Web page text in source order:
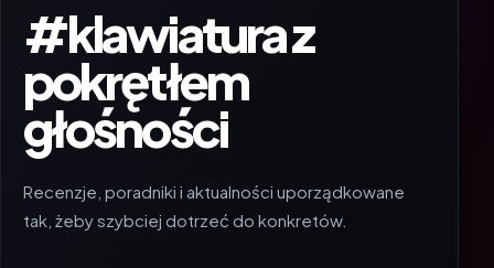
#klawiatura z
pokrętłem
głośności
Recenzje, poradniki i aktualności uporządkowane
tak, żeby szybciej dotrzeć do konkretów.